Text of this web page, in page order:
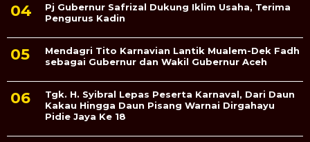
Pj Gubernur Safrizal Dukung Iklim Usaha, Terima
Pengurus Kadin
Mendagri Tito Karnavian Lantik Mualem-Dek Fadh
sebagai Gubernur dan Wakil Gubernur Aceh
Tgk. H. Syibral Lepas Peserta Karnaval, Dari Daun
Kakau Hingga Daun Pisang Warnai Dirgahayu
Pidie Jaya Ke 18